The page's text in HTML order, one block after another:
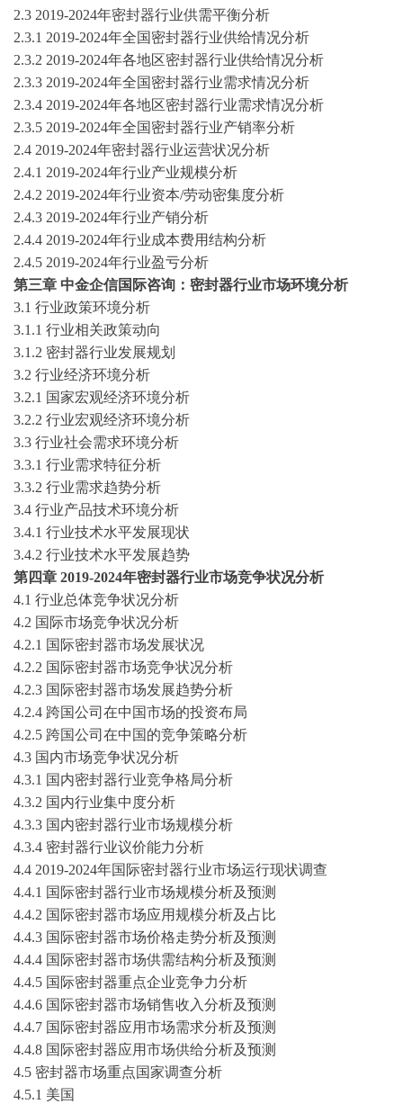
2.3 2019-2024年密封器行业供需平衡分析
2.3.1 2019-2024年全国 密封器行业供给情况分析
2.3.2 2019-2024年各地区密封器行业供给情况分析
2.3.3 2019-2024年全国 密封器行业需求情况分析
2.3.4 2019-2024年各地区密封器行业需求情况分析
2.3.5 2019-2024年全国 密封器行业产销率分析
2.4 2019-2024年密封器行业运营状况分析
2.4.1 2019-2024年行业产业规模分析
2.4.2 2019-2024年行业资本/劳动密集度分析
2.4.3 2019-2024年行业产销分析
2.4.4 2019-2024年行业成本费用结构分析
2.4.5 2019-2024年行业盈亏分析
第三章 中金企信国际咨询： 密封器行业市场环境分析
3.1 行业政策环境分析
3.1.1 行业相关政策动向
3.1.2 密封器行业发展规划
3.2 行业经济环境分析
3.2.1 国家宏观经济环境分析
3.2.2 行业宏观经济环境分析
3.3 行业社会需求环境分析
3.3.1 行业需求特征分析
3.3.2 行业需求趋势分析
3.4 行业产品技术环境分析
3.4.1 行业技术水平发展现状
3.4.2 行业技术水平发展趋势
第四章 2019-2024年密封器行业市场竞争状况分析
4.1 行业总体竞争状况分析
4.2 国际市场竞争状况分析
4.2.1 国际密封器市场发展状况
4.2.2 国际密封器市场竞争状况分析
4.2.3 国际密封器市场发展趋势分析
4.2.4 跨国公司在中国市场的投资布局
4.2.5 跨国公司在中国的竞争策略分析
4.3 国内市场竞争状况分析
4.3.1 国内密封器行业竞争格局分析
4.3.2 国内行业集中度分析
4.3.3 国内密封器行业市场规模分析
4.3.4 密封器行业议价能力分析
4.4 2019-2024年国际密封器行业市场运行现状调查
4.4.1 国际密封器行业市场规模分析及预测
4.4.2 国际密封器市场应用规模分析及占比
4.4.3 国际密封器市场价格走势分析及预测
4.4.4 国际密封器市场供需结构分析及预测
4.4.5 国际密封器重点企业竞争力分析
4.4.6 国际密封器市场销售收入分析及预测
4.4.7 国际密封器应用市场需求分析及预测
4.4.8 国际密封器应用市场供给分析及预测
4.5 密封器市场重点国家调查分析
4.5.1 美国